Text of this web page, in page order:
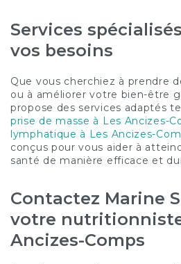
Services
vos besoins
Que vous cherchiez à prendre
ou à améliorer votre bien-être
propose des services adaptés
prise de masse à Les Ancizes-
lymphatique à Les Ancizes-
conçus pour vous aider à
santé de manière efficace et
Contactez Marine
votre
Ancizes-Comps